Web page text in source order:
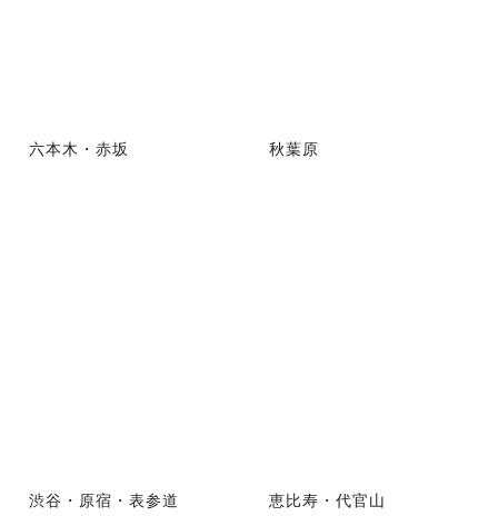
六本木・赤坂 秋葉原
渋谷・原宿・表参道 恵比寿・代官山